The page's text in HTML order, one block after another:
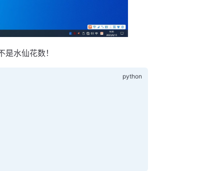
水仙花数！